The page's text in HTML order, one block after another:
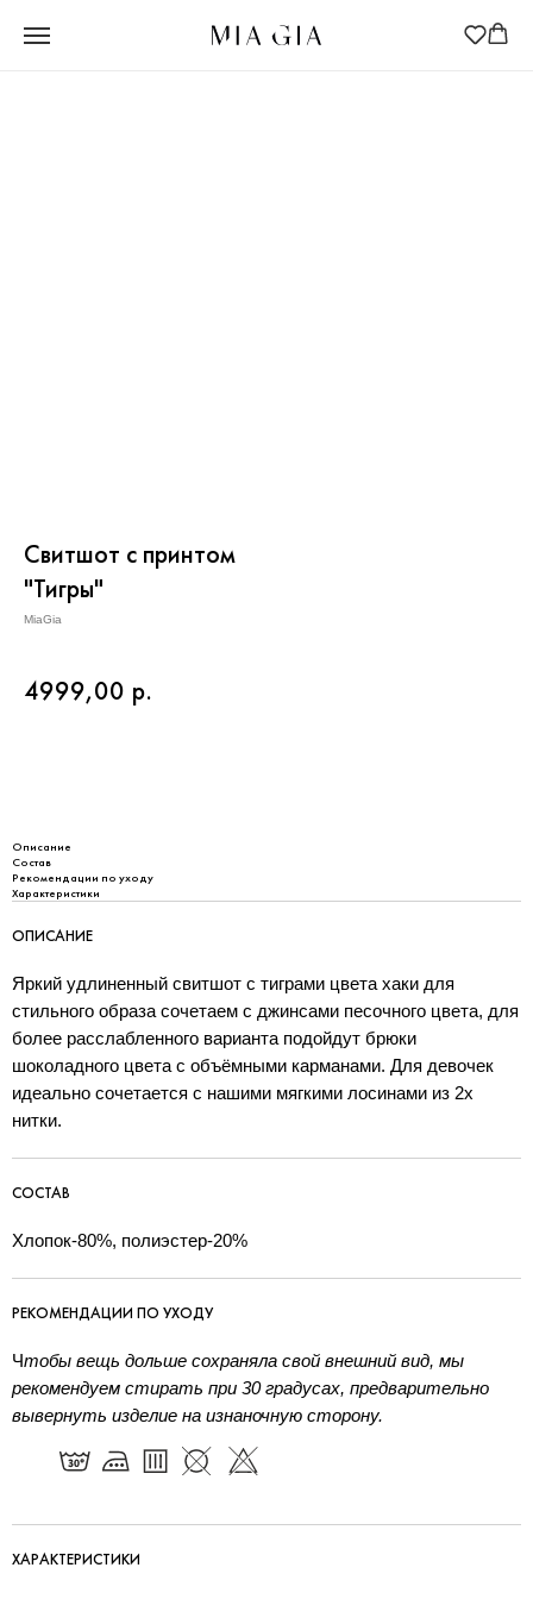
Свитшот с принтом
"Тигры"
MiaGia
4999,00 р.
Описание
Состав
Рекомендации по уходу
Характеристики
ОПИСАНИЕ
Яркий удлиненный свитшот с тиграми цвета хаки для
стильного образа сочетаем с джинсами песочного цвета, для
более расслабленного варианта подойдут брюки
шоколадного цвета с объёмными карманами. Для девочек
идеально сочетается с нашими мягкими лосинами из 2х
нитки.
СОСТАВ
Хлопок-80%, полиэстер-20%
РЕКОМЕНДАЦИИ ПО УХОДУ
Чтобы вещь дольше сохраняла свой внешний вид, мы
рекомендуем стирать при 30 градусах, предварительно
вывернуть изделие на изнаночную сторону.
ХАРАКТЕРИСТИКИ